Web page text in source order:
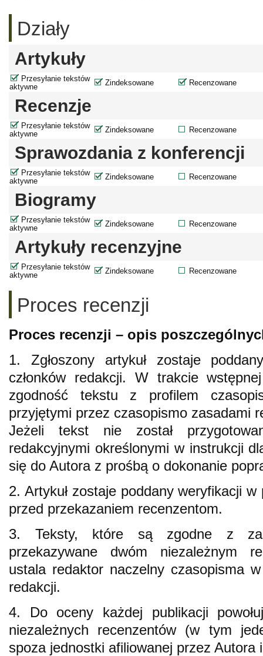
Działy
Artykuły
Przesyłanie tekstów
aktywne
Zindeksowane Recenzowane
Recenzje
Przesyłanie tekstów
aktywne
Zindeksowane Recenzowane
Sprawozdania z konferencji
Przesyłanie tekstów
aktywne
Zindeksowane Recenzowane
Biogramy
Przesyłanie tekstów
aktywne
Zindeksowane Recenzowane
Artykuły recenzyjne
Przesyłanie tekstów
aktywne
Zindeksowane Recenzowane
Proces recenzji
Proces recenzji – opis
1. Zgłoszony artykuł zostaje
członków redakcji. W trakcie
zgodność tekstu z profilem
przyjętymi przez czasopismo zasadami
Jeżeli tekst nie został
redakcyjnymi określonymi w instrukcji
się do Autora z prośbą o dokonanie
2. Artykuł zostaje poddany weryfikacji
przed przekazaniem recenzentom.
3. Teksty, które są zgodne z
przekazywane dwóm niezależnym
ustala redaktor naczelny czasopisma
redakcji.
4. Do oceny każdej publikacji
niezależnych recenzentów (w tym
spoza jednostki afiliowanej przez Autora